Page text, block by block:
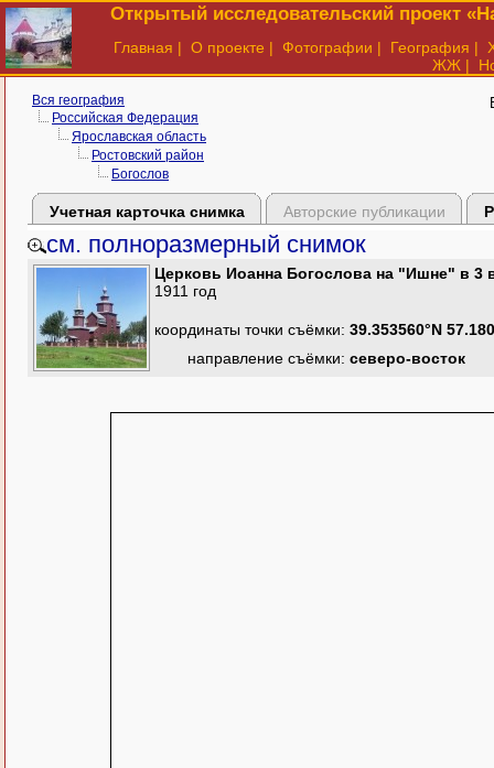
Открытый исследовательский проект
Главная | О проекте | Фотографии | География |
ЖЖ |
Вся география
Российская Федерация
Ярославская область
Ростовский район
Богослов
Учетная карточка снимка Авторские публикации
см. полноразмерный снимок
Церковь Иоанна Богослова на "Ишне" в 3
1911 год
координаты точки съёмки: 39.353560°N
направление съёмки: северо-восток